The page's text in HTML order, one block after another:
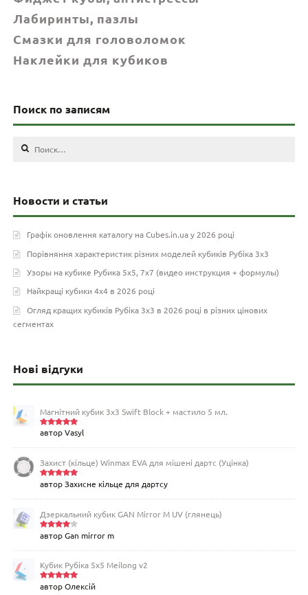
Лабиринты, пазлы
Смазки для головоломок
Наклейки для кубиков
Поиск по записям
Найти:
Новости и статьи
Графік оновлення каталогу на Cubes.in.ua у 2026 році
Порівняння характеристик різних моделей кубиків Рубіка 3х3
Узоры на кубике Рубика 5х5, 7х7 (видео инструкция + формулы)
Найкращі кубики 4х4 в 2026 році
Огляд кращих кубиків Рубіка 3х3 в 2026 році в різних цінових
сегментах
Нові відгуки
Магнітний кубик 3х3 Swift Block + мастило 5 мл.
Оцінено
автор Vasyl
Захист (кільце) Winmax EVA для мішені дартс (Уцінка)
Оцінено
автор Захисне кільце для дартсу
Дзеркальний кубик GAN Mirror M UV (глянець)
Оцінен
5
автор Gan mirror m
Кубик Рубіка 5x5 Meilong v2
Оцінено
автор Олексій